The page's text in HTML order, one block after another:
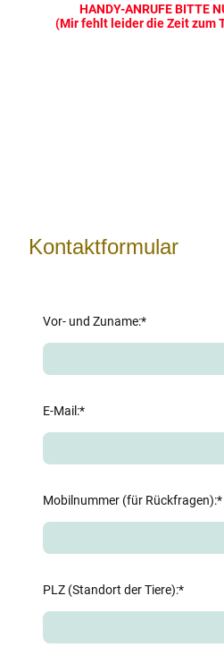
HANDY-ANRUFE BITTE
(Mir fehlt leider die Zeit zum
Kontaktformular
Vor- und Zuname:*
E-Mail:*
Mobilnummer (für Rückfragen):*
PLZ (Standort der Tiere):*